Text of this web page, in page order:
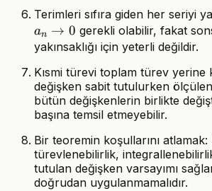
Terimleri sıfıra giden her seriyi
an → 0 gerekli olabilir, fakat
yakınsaklığı için yeterli değildir.
Kısmi türevi toplam türev yerine
değişken sabit tutulurken ölçülen
bütün değişkenlerin birlikte
başına temsil etmeyebilir.
Bir teoremin koşullarını
türevlenebilirlik,
tutulan değişken varsayımı
doğrudan uygulanmamalıdır.